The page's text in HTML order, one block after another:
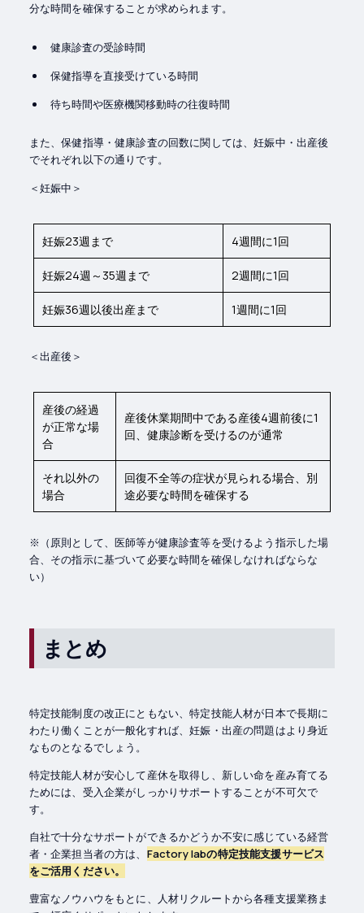
分な時間を確保することが求められます。
健康診査の受診時間
保健指導を直接受けている時間
待ち時間や医療機関移動時の往復時間
また、保健指導・健康診査の回数に関しては、妊娠中・出産後
でそれぞれ以下の通りです。
＜妊娠中＞
妊娠23週まで 4週間に1回
妊娠24週～35週まで 2週間に1回
妊娠36週以後出産まで 1週間に1回
＜出産後＞
産後の経過
が正常な場
合
産後休業期間中である産後4週前後に1
回、健康診断を受けるのが通常
それ以外の
場合
回復不全等の症状が見られる場合、別
途必要な時間を確保する
※（原則として、医師等が健康診査等を受けるよう指示した場
合、その指示に基づいて必要な時間を確保しなければならな
い）
まとめ
特定技能制度の改正にともない、特定技能人材が日本で長期に
わたり働くことが一般化すれば、妊娠・出産の問題はより身近
なものとなるでしょう。
特定技能人材が安心して産休を取得し、新しい命を産み育てる
ためには、受入企業がしっかりサポートすることが不可欠で
す。
自社で十分なサポートができるかどうか不安に感じている経営
者・企業担当者の方は、 Factory labの特定技能支援サービス
をご活用ください。
豊富なノウハウをもとに、人材リクルートから各種支援業務ま